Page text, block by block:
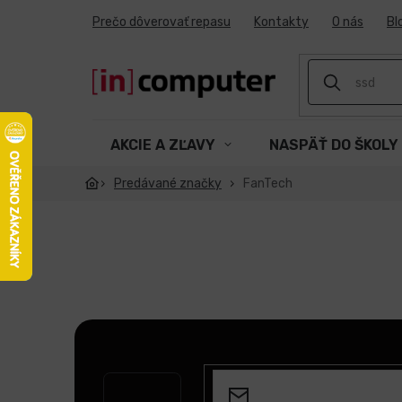
Prečo dôverovať repasu Kontakty O nás
AKCIE A ZĽAVY NASPÄŤ DO ŠKOLY
Predávané značky FanTech